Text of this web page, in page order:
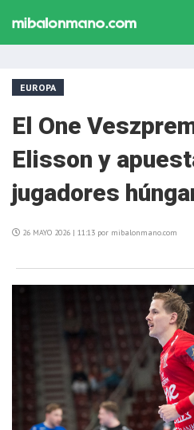
EUROPA
El One
Elisson y
jugadores
26 MAYO 2026 | 11:13 por mibalonmano.com